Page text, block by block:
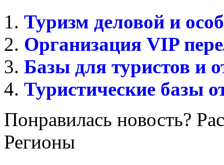
Туризм деловой и
Организация VIP
Базы для туристов и
Туристические базы
Понравилась новость?
Регионы